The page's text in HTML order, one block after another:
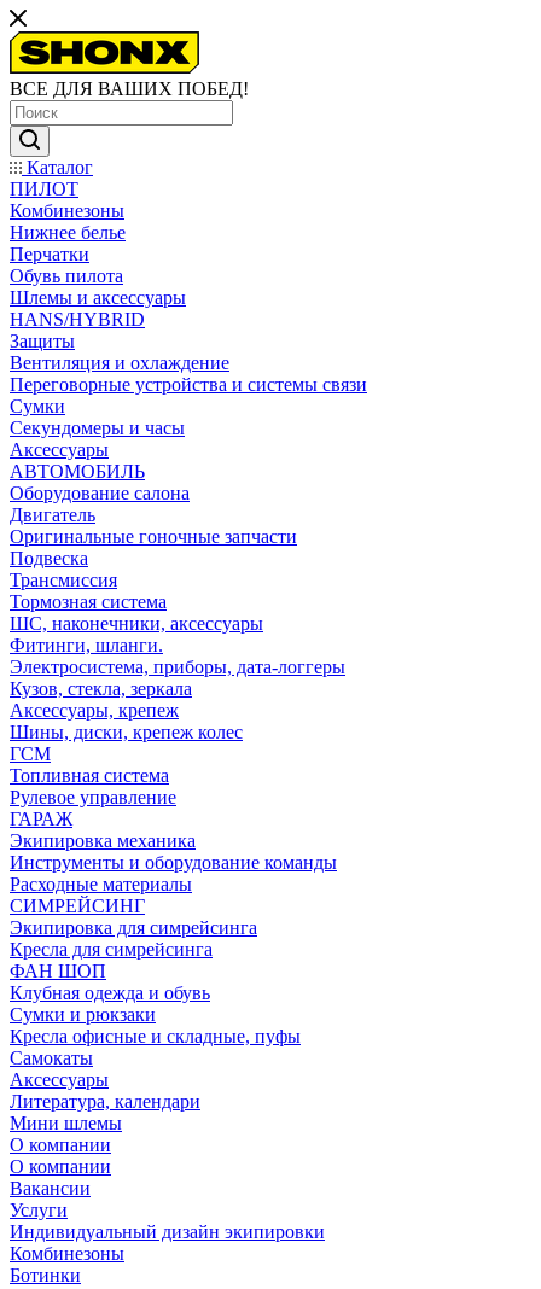
ВСЕ ДЛЯ ВАШИХ ПОБЕД!
Каталог
ПИЛОТ
Комбинезоны
Нижнее белье
Перчатки
Обувь пилота
Шлемы и аксессуары
HANS/HYBRID
Защиты
Вентиляция и охлаждение
Переговорные устройства и системы связи
Сумки
Секундомеры и часы
Аксессуары
АВТОМОБИЛЬ
Оборудование салона
Двигатель
Оригинальные гоночные запчасти
Подвеска
Трансмиссия
Тормозная система
ШС, наконечники, аксессуары
Фитинги, шланги.
Электросистема, приборы, дата-логгеры
Кузов, стекла, зеркала
Аксессуары, крепеж
Шины, диски, крепеж колес
ГСМ
Топливная система
Рулевое управление
ГАРАЖ
Экипировка механика
Инструменты и оборудование команды
Расходные материалы
СИМРЕЙСИНГ
Экипировка для симрейсинга
Кресла для симрейсинга
ФАН ШОП
Клубная одежда и обувь
Сумки и рюкзаки
Кресла офисные и складные, пуфы
Самокаты
Аксессуары
Литература, календари
Мини шлемы
О компании
О компании
Вакансии
Услуги
Индивидуальный дизайн экипировки
Комбинезоны
Ботинки